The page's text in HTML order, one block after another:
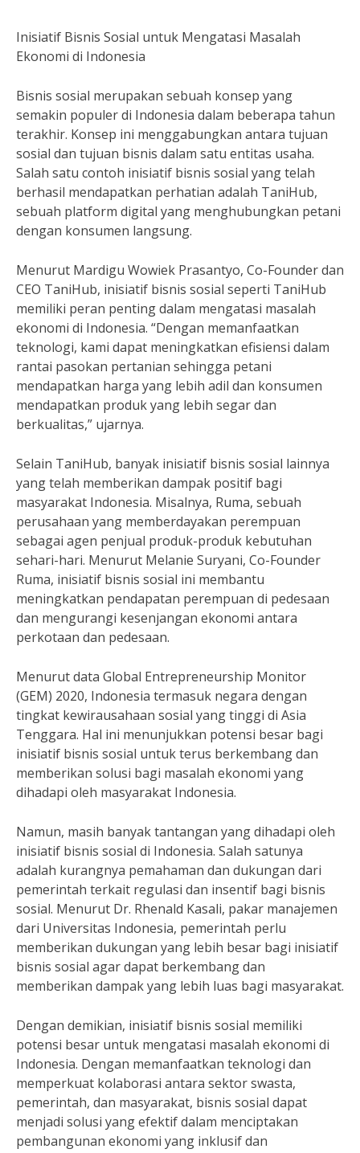
Inisiatif Bisnis Sosial untuk Mengatasi Masalah
Ekonomi di Indonesia
Bisnis sosial merupakan sebuah konsep yang
semakin populer di Indonesia dalam beberapa tahun
terakhir. Konsep ini menggabungkan antara tujuan
sosial dan tujuan bisnis dalam satu entitas usaha.
Salah satu contoh inisiatif bisnis sosial yang telah
berhasil mendapatkan perhatian adalah TaniHub,
sebuah platform digital yang menghubungkan petani
dengan konsumen langsung.
Menurut Mardigu Wowiek Prasantyo, Co-Founder dan
CEO TaniHub, inisiatif bisnis sosial seperti TaniHub
memiliki peran penting dalam mengatasi masalah
ekonomi di Indonesia. “Dengan memanfaatkan
teknologi, kami dapat meningkatkan efisiensi dalam
rantai pasokan pertanian sehingga petani
mendapatkan harga yang lebih adil dan konsumen
mendapatkan produk yang lebih segar dan
berkualitas,” ujarnya.
Selain TaniHub, banyak inisiatif bisnis sosial lainnya
yang telah memberikan dampak positif bagi
masyarakat Indonesia. Misalnya, Ruma, sebuah
perusahaan yang memberdayakan perempuan
sebagai agen penjual produk-produk kebutuhan
sehari-hari. Menurut Melanie Suryani, Co-Founder
Ruma, inisiatif bisnis sosial ini membantu
meningkatkan pendapatan perempuan di pedesaan
dan mengurangi kesenjangan ekonomi antara
perkotaan dan pedesaan.
Menurut data Global Entrepreneurship Monitor
(GEM) 2020, Indonesia termasuk negara dengan
tingkat kewirausahaan sosial yang tinggi di Asia
Tenggara. Hal ini menunjukkan potensi besar bagi
inisiatif bisnis sosial untuk terus berkembang dan
memberikan solusi bagi masalah ekonomi yang
dihadapi oleh masyarakat Indonesia.
Namun, masih banyak tantangan yang dihadapi oleh
inisiatif bisnis sosial di Indonesia. Salah satunya
adalah kurangnya pemahaman dan dukungan dari
pemerintah terkait regulasi dan insentif bagi bisnis
sosial. Menurut Dr. Rhenald Kasali, pakar manajemen
dari Universitas Indonesia, pemerintah perlu
memberikan dukungan yang lebih besar bagi inisiatif
bisnis sosial agar dapat berkembang dan
memberikan dampak yang lebih luas bagi masyarakat.
Dengan demikian, inisiatif bisnis sosial memiliki
potensi besar untuk mengatasi masalah ekonomi di
Indonesia. Dengan memanfaatkan teknologi dan
memperkuat kolaborasi antara sektor swasta,
pemerintah, dan masyarakat, bisnis sosial dapat
menjadi solusi yang efektif dalam menciptakan
pembangunan ekonomi yang inklusif dan